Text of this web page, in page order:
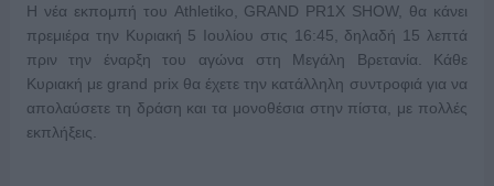
Η νέα εκπομπή του Athletiko, GRAND PR1X SHOW, θα κάνει
πρεμιέρα την Κυριακή 5 Ιουλίου στις 16:45, δηλαδή 15 λεπτά
πριν την έναρξη του αγώνα στη Μεγάλη Βρετανία. Κάθε
Κυριακή με grand prix θα έχετε την κατάλληλη συντροφιά για να
απολαύσετε τη δράση και τα μονοθέσια στην πίστα, με πολλές
εκπλήξεις.